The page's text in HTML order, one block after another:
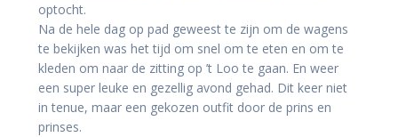
optocht.
Na de hele dag op pad geweest te zijn om de wagens
te bekijken was het tijd om snel om te eten en om te
kleden om naar de zitting op ’t Loo te gaan. En weer
een super leuke en gezellig avond gehad. Dit keer niet
in tenue, maar een gekozen outfit door de prins en
prinses.